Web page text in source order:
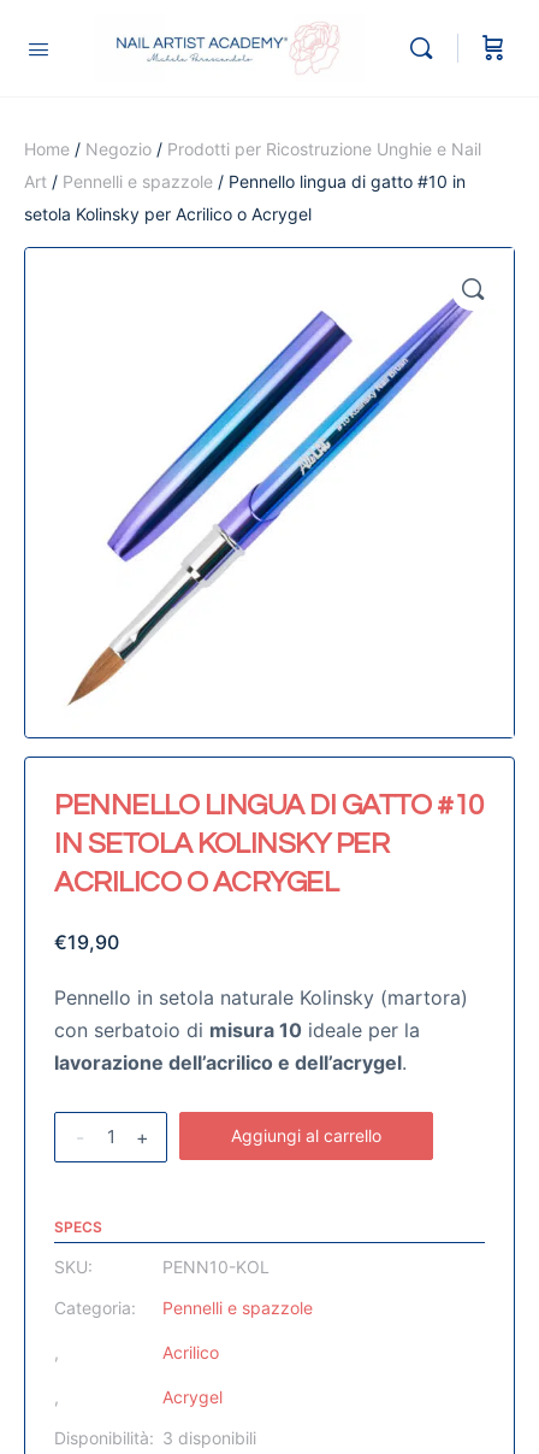
Home / Negozio / Prodotti per Ricostruzione Unghie e Nail
Art / Pennelli e spazzole / Pennello lingua di gatto #10 in
setola Kolinsky per Acrilico o Acrygel
🔍
PENNELLO LINGUA DI GATTO #10
IN SETOLA KOLINSKY PER
ACRILICO O ACRYGEL
€19,90
Pennello in setola naturale Kolinsky (martora)
con serbatoio di misura 10 ideale per la
lavorazione dell’acrilico e dell’acrygel.
- + Aggiungi al carrello
SPECS
SKU:
PENN10-KOL
Categoria:
Pennelli e spazzole
, Acrilico
,
Acrygel
Disponibilità: 3 disponibili